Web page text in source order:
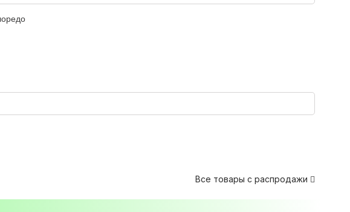
Все товары с распродажи 